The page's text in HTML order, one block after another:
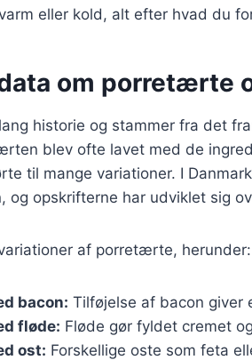
eller kold, alt efter hvad du
om porretærte
historie og stammer fra det
blev ofte lavet med de
til mange variationer. I
og opskrifterne har udviklet sig
af porretærte, herunder:
bacon: Tilføjelse af bacon giver
fløde: Fløde gør fyldet cremet
ost: Forskellige oste som feta